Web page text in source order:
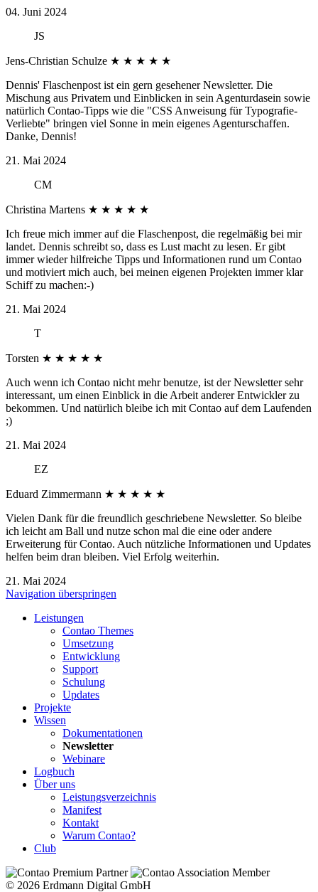
04. Juni 2024
JS
Jens-Christian Schulze ★ ★ ★ ★ ★
Dennis' Flaschenpost ist ein gern gesehener Newsletter. Die
Mischung aus Privatem und Einblicken in sein Agenturdasein sowie
natürlich Contao-Tipps wie die "CSS Anweisung für Typografie-
Verliebte" bringen viel Sonne in mein eigenes Agenturschaffen.
Danke, Dennis!
21. Mai 2024
CM
Christina Martens ★ ★ ★ ★ ★
Ich freue mich immer auf die Flaschenpost, die regelmäßig bei mir
landet. Dennis schreibt so, dass es Lust macht zu lesen. Er gibt
immer wieder hilfreiche Tipps und Informationen rund um Contao
und motiviert mich auch, bei meinen eigenen Projekten immer klar
Schiff zu machen:-)
21. Mai 2024
T
Torsten ★ ★ ★ ★ ★
Auch wenn ich Contao nicht mehr benutze, ist der Newsletter sehr
interessant, um einen Einblick in die Arbeit anderer Entwickler zu
bekommen. Und natürlich bleibe ich mit Contao auf dem Laufenden
;)
21. Mai 2024
EZ
Eduard Zimmermann ★ ★ ★ ★ ★
Vielen Dank für die freundlich geschriebene Newsletter. So bleibe
ich leicht am Ball und nutze schon mal die eine oder andere
Erweiterung für Contao. Auch nützliche Informationen und Updates
helfen beim dran bleiben. Viel Erfolg weiterhin.
21. Mai 2024
Navigation überspringen
Leistungen
Contao Themes
Umsetzung
Entwicklung
Support
Schulung
Updates
Projekte
Wissen
Dokumentationen
Newsletter
Webinare
Logbuch
Über uns
Leistungsverzeichnis
Manifest
Kontakt
Warum Contao?
Club
© 2026 Erdmann Digital GmbH